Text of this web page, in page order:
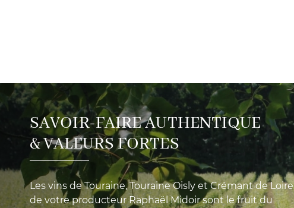
SAVOIR-FAIRE AUTHENTIQUE
& VALEURS FORTES
Les vins de Touraine, Touraine Oisly et Crémant de Loire
de votre producteur Raphaël Midoir sont le fruit du